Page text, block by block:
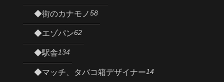
◆街のカナモノ58
◆エゾパン62
◆駅舎134
◆マッチ、タバコ箱デザイナー14